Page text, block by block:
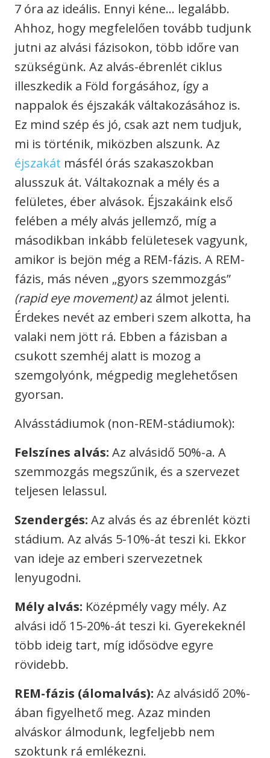
7 óra az ideális. Ennyi kéne… legalább.
Ahhoz, hogy megfelelően tovább tudjunk
jutni az alvási fázisokon, több időre van
szükségünk. Az alvás-ébrenlét ciklus
illeszkedik a Föld forgásához, így a
nappalok és éjszakák váltakozásához is.
Ez mind szép és jó, csak azt nem tudjuk,
mi is történik, miközben alszunk. Az
éjszakát másfél órás szakaszokban
alusszuk át. Váltakoznak a mély és a
felületes, éber alvások. Éjszakáink első
felében a mély alvás jellemző, míg a
másodikban inkább felületesek vagyunk,
amikor is bejön még a REM-fázis. A REM-
fázis, más néven „gyors szemmozgás”
(rapid eye movement)az álmot jelenti.
Érdekes nevét az emberi szem alkotta, ha
valaki nem jött rá. Ebben a fázisban a
csukott szemhéj alatt is mozog a
szemgolyónk, mégpedig meglehetősen
gyorsan.
Alvásstádiumok (non-REM-stádiumok):
Felszínes alvás: Az alvásidő 50%-a. A
szemmozgás megszűnik, és a szervezet
teljesen lelassul.
Szendergés: Az alvás és az ébrenlét közti
stádium. Az alvás 5-10%-át teszi ki. Ekkor
van ideje az emberi szervezetnek
lenyugodni.
Mély alvás: Középmély vagy mély. Az
alvási idő 15-20%-át teszi ki. Gyerekeknél
több ideig tart, míg idősödve egyre
rövidebb.
REM-fázis (álomalvás): Az alvásidő 20%-
ában figyelhető meg. Azaz minden
alváskor álmodunk, legfeljebb nem
szoktunk rá emlékezni.